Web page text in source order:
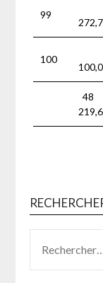
99
100
48